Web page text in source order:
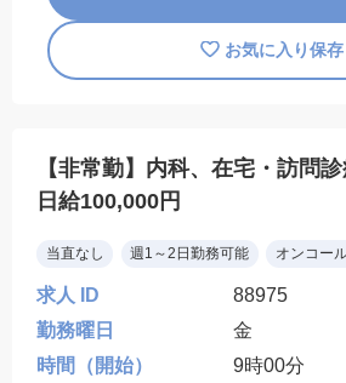
お気に入り保存
【非常勤】内科、在宅・訪問
日給100,000円
当直なし 週1～2日勤務可能 オンコー
求人 ID
88975
勤務曜日
金
時間（開始）
9時00分